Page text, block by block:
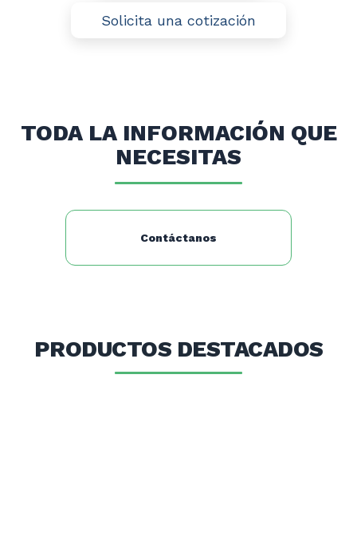
Solicita una cotización
TODA LA INFORMACIÓN QUE
NECESITAS
Contáctanos
PRODUCTOS DESTACADOS